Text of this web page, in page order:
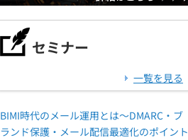
セミナー
一覧を見る
BIMI時代のメール運用とは～DMARC・ブ
ランド保護・メール配信最適化のポイント